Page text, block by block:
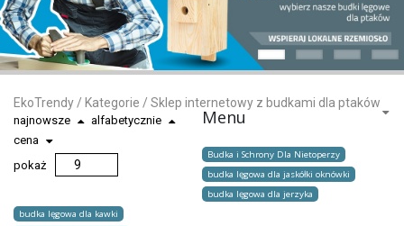
EkoTrendy/ Kategorie / Sklep internetowy z budkami dla ptaków
najnowsze
alfabetycznie
cena
pokaż
Menu
Budka i Schrony Dla Nietoperzy
budka lęgowa dla jaskółki oknówki
budka lęgowa dla jerzyka
budka lęgowa dla kawki